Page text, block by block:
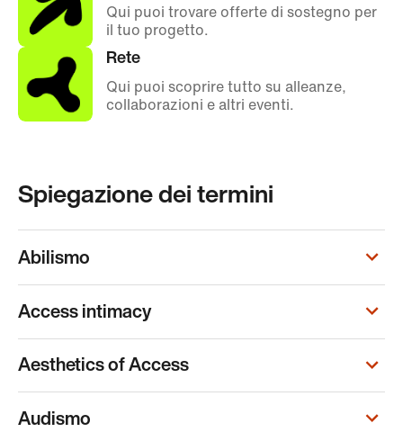
Qui puoi trovare offerte di sostegno per
il tuo progetto.
Rete
Qui puoi scoprire tutto su alleanze,
collaborazioni e altri eventi.
Spiegazione dei termini
Abilismo
Access intimacy
Aesthetics of Access
Audismo